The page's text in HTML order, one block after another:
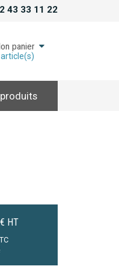
43 33 11 22
panier
article(s)
€ HT